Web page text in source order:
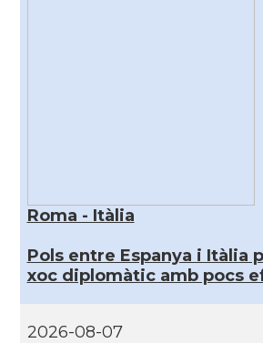
Roma - Itàlia
Pols entre Espanya i Itàlia
xoc diplomàtic amb pocs
2026-08-07